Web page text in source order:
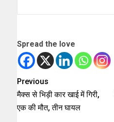
Spread the love
Previous
मैक्स से भिड़ी कार खाई में गिरी,
एक की मौत, तीन घायल